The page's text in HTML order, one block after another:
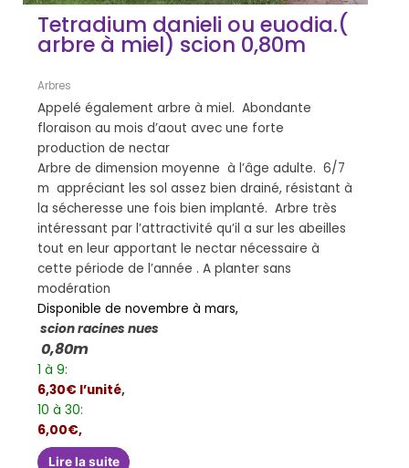
Tetradium danieli ou euodia.(
arbre à miel) scion 0,80m
Arbres
Appelé également arbre à miel. Abondante
floraison au mois d’aout avec une forte
production de nectar
Arbre de dimension moyenne à l’âge adulte. 6/7
m appréciant les sol assez bien drainé, résistant à
la sécheresse une fois bien implanté. Arbre très
intéressant par l’attractivité qu’il a sur les abeilles
tout en leur apportant le nectar nécessaire à
cette période de l’année . A planter sans
modération
Disponible de novembre à mars,
scion racines nues
0,80m
1 à 9:
6,30€ l’unité,
10 à 30:
6,00€,
Lire la suite